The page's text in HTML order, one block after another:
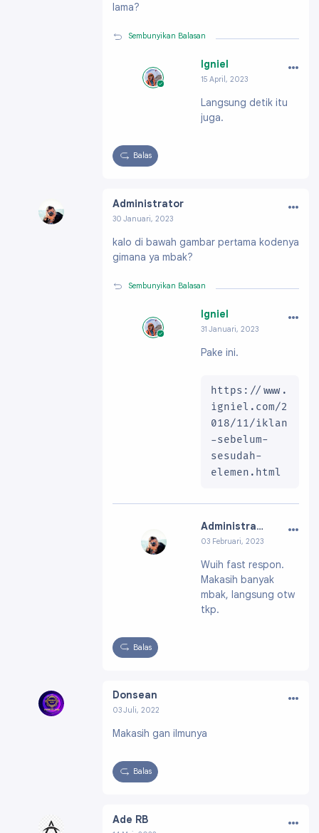
lama?
Sembunyikan Balasan
Igniel
15 April, 2023
w.blogger.com/pro
…
Langsung detik itu
juga.
Balas
Administrator
30 Januari, 2023
0506093400075133
…
kalo di bawah gambar pertama kodenya
gimana ya mbak?
Sembunyikan Balasan
Igniel
31 Januari, 2023
w.blogger.com/pro
…
Pake ini.
https://www.
igniel.com/2
018/11/iklan
-sebelum-
sesudah-
elemen.html
Administrator
03 Februari, 2023
w.blogger.com/pro
file/01640506093
400075133
…
Wuih fast respon.
Makasih banyak
mbak, langsung otw
tkp.
Balas
Donsean
03 Juli, 2022
0898371858674456
…
Makasih gan ilmunya
Balas
Ade RB …